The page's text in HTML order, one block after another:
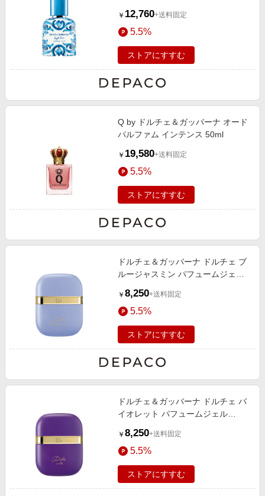
￥ 12,760+送料固定
5.5%
ストアにすすむ
Q by ドルチェ＆ガッバーナ オード
パルファム インテンス 50ml
￥ 19,580+送料固定
5.5%
ストアにすすむ
ドルチェ＆ガッバーナ ドルチェ ブ
ルージャスミン パフュームジェル
￥ 8,250+送料固定
5.5%
ストアにすすむ
ドルチェ＆ガッバーナ ドルチェ バ
イオレット パフュームジェル
￥ 8,250+送料固定
5.5%
ストアにすすむ